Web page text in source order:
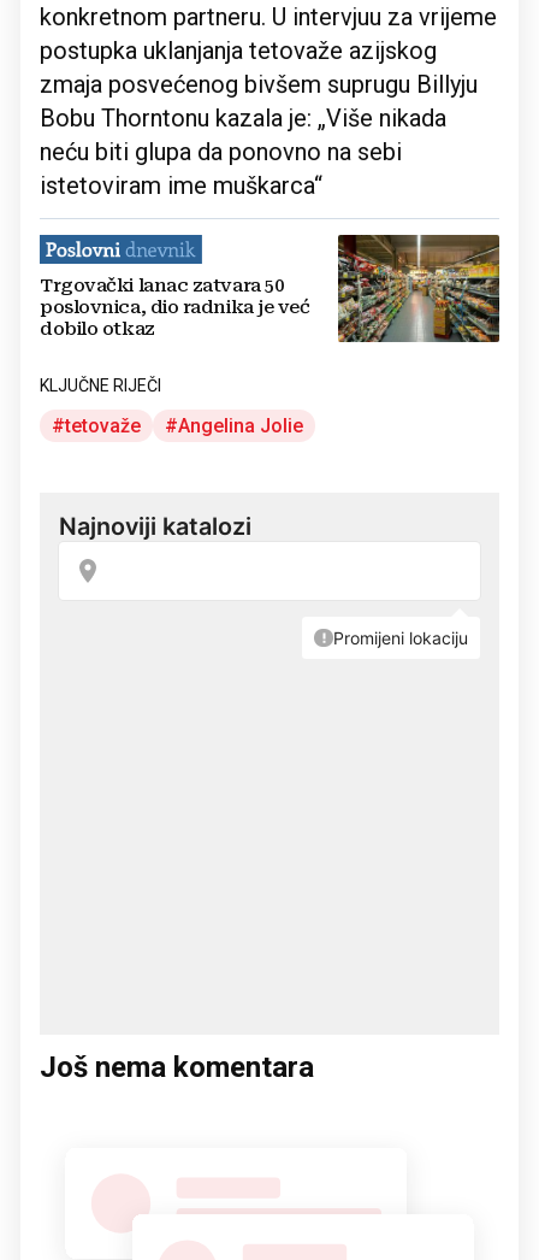
konkretnom partneru. U intervjuu za vrijeme
postupka uklanjanja tetovaže azijskog
zmaja posvećenog bivšem suprugu Billyju
Bobu Thorntonu kazala je: „Više nikada
neću biti glupa da ponovno na sebi
istetoviram ime muškarca“
Trgovački lanac zatvara 50
poslovnica, dio radnika je već
dobilo otkaz
KLJUČNE RIJEČI
tetovaže Angelina Jolie
Još nema komentara